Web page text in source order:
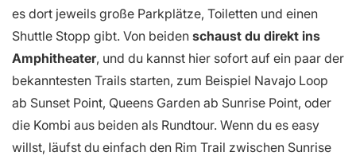
es dort jeweils große Parkplätze, Toiletten und einen
Shuttle Stopp gibt. Von beiden schaust du direkt ins
Amphitheater, und du kannst hier sofort auf ein paar der
bekanntesten Trails starten, zum Beispiel Navajo Loop
ab Sunset Point, Queens Garden ab Sunrise Point, oder
die Kombi aus beiden als Rundtour. Wenn du es easy
willst, läufst du einfach den Rim Trail zwischen Sunrise